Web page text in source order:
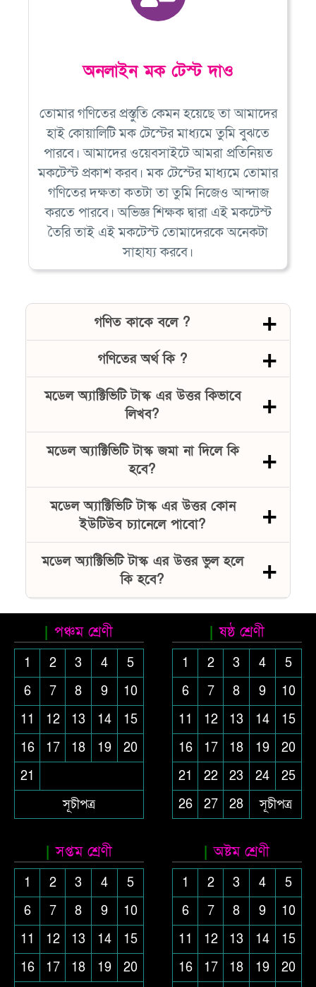
অনলাইন মক টেস্ট দাও
তোমার গণিতের প্রস্তুতি কেমন হয়েছে তা আমাদের
হাই কোয়ালিটি মক টেস্টের মাধ্যমে তুমি বুঝতে
পারবে। আমাদের ওয়েবসাইটে আমরা প্রতিনিয়ত
মকটেস্ট প্রকাশ করব। মক টেস্টের মাধ্যমে তোমার
গণিতের দক্ষতা কতটা তা তুমি নিজেও আন্দাজ
করতে পারবে। অভিজ্ঞ শিক্ষক দ্বারা এই মকটেস্ট
তৈরি তাই এই মকটেস্ট তোমাদেরকে অনেকটা
সাহায্য করবে।
গণিত কাকে বলে ?
গণিতের অর্থ কি ?
মডেল অ্যাক্টিভিটি টাস্ক এর উত্তর কিভাবে
লিখব?
মডেল অ্যাক্টিভিটি টাস্ক জমা না দিলে কি
হবে?
মডেল অ্যাক্টিভিটি টাস্ক এর উত্তর কোন
ইউটিউব চ্যানেলে পাবো?
মডেল অ্যাক্টিভিটি টাস্ক এর উত্তর ভুল হলে
কি হবে?
পঞ্চম শ্রেণী
1 2 3 4
5
6
7 8 9
10
11
12 13 14
15
16
17 18 19
20
21
সূচীপত্র
ষষ্ঠ শ্রেণী
1 2 3 4
5
6
7 8 9
10
11
12 13 14
15
16
17 18 19
20
21
22 23 24
25
26
27 28 সূচীপত্র
সপ্তম শ্রেণী
1 2 3 4
5
6
7 8 9
10
11
12 13 14
15
16
17 18 19 20
অষ্টম শ্রেণী
1 2 3 4
5
6
7 8 9
10
11
12 13 14
15
16
17 18 19
20